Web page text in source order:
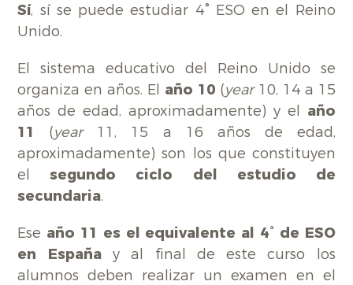
Sí, sí se puede estudiar 4° ESO en el Reino
Unido.
El sistema educativo del Reino Unido se
organiza en años. El año 10 (year10, 14 a 15
años de edad, aproximadamente) y el año
11
(year11, 15 a 16 años de edad,
aproximadamente) son los que constituyen
elsegundo ciclo del estudio de
secundaria.
Ese año 11 es el equivalente al 4° de ESO
en Españay al final de este curso los
alumnos deben realizar un examen en el